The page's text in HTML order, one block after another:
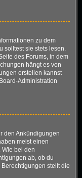
zu dem
solltest sie stets lesen.
des Forums, in dem
hängt es von
erstellen kannst
Administration
den Ankündigungen
meist einen
Wie bei den
ab, ob du
stellt die